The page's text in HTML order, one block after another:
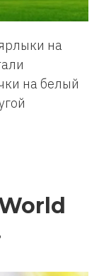
на
на белый